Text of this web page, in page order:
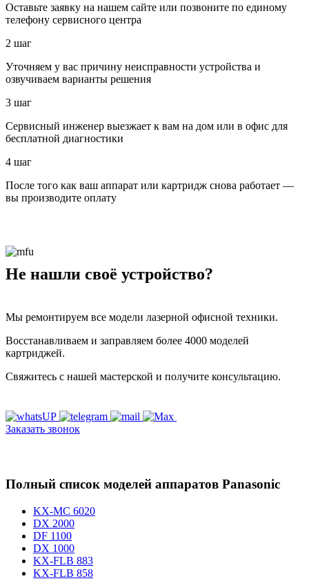
Оставьте заявку на нашем сайте или позвоните по единому
телефону сервисного центра
2 шаг
Уточняем у вас причину неисправности устройства и
озвучиваем варианты решения
3 шаг
Сервисный инженер выезжает к вам на дом или в офис для
бесплатной диагностики
4 шаг
После того как ваш аппарат или картридж снова работает —
вы производите оплату
Не нашли своё устройство?
Мы ремонтируем все модели лазерной офисной техники.
Восстанавливаем и заправляем более 4000 моделей
картриджей.
Свяжитесь с нашей мастерской и получите консультацию.
Заказать звонок
Полный список моделей аппаратов Panasonic
KX-MC 6020
DX 2000
DF 1100
DX 1000
KX-FLB 883
KX-FLB 858